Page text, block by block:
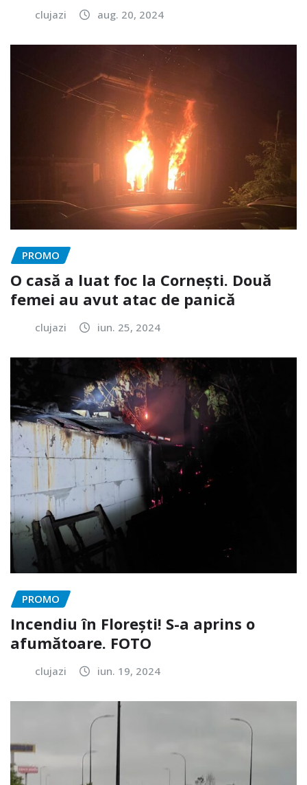
clujazi aug. 20, 2024
PROMO
O casă a luat foc la Cornești. Două
femei au avut atac de panică
clujazi iun. 25, 2024
PROMO
Incendiu în Florești! S-a aprins o
afumătoare. FOTO
clujazi iun. 19, 2024